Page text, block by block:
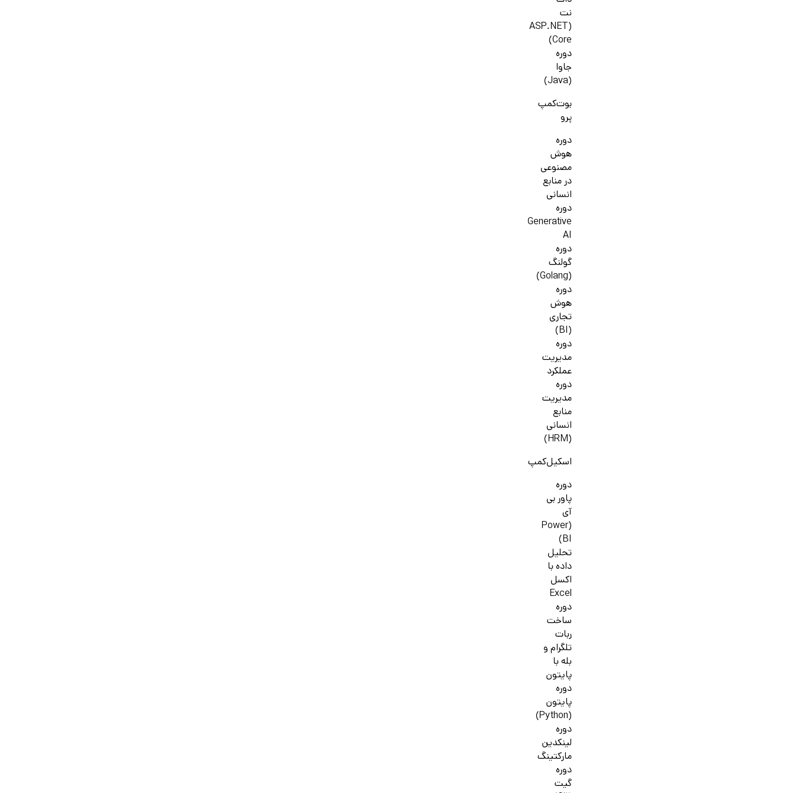
نت
(ASP.NET
Core)
دوره
جاوا
(Java)
بوت‌کمپ
پرو
دوره
هوش
مصنوعی
در منابع
انسانی
دوره
Generative
AI
دوره
گولنگ
(Golang)
دوره
هوش
تجاری
(BI)
دوره
مدیریت
عملکرد
دوره
مدیریت
منابع
انسانی
(HRM)
اسکیل‌کمپ
دوره
پاور بی
آی
(Power
BI)
تحلیل
داده با
اکسل
Excel
دوره
ساخت
ربات
تلگرام و
بله با
پایتون
دوره
پایتون
(Python)
دوره
لینکدین
مارکتینگ
دوره
گیت